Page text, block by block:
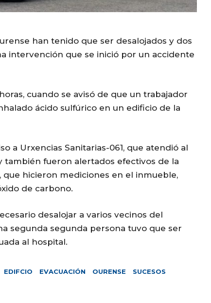
han tenido que ser desalojados y dos
intervención que se inició por un accidente
cuando se avisó de que un trabajador
ácido sulfúrico en un edificio de la
a Urxencias Sanitarias-061, que atendió al
también fueron alertados efectivos de la
que hicieron mediciones en el inmueble,
de carbono.
desalojar a varios vecinos del
segunda segunda persona tuvo que ser
al hospital.
EDIFCIO EVACUACIÓN OURENSE SUCESOS